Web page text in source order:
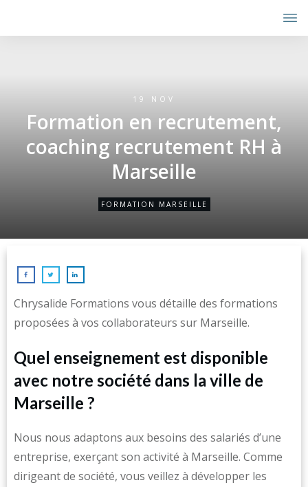
19 NOV
Formation en recrutement,
coaching recrutement RH à
Marseille
FORMATION MARSEILLE
Chrysalide Formations vous détaille des formations
proposées à vos collaborateurs sur Marseille.
Quel enseignement est disponible
avec notre société dans la ville de
Marseille ?
Nous nous adaptons aux besoins des salariés d’une
entreprise, exerçant son activité à Marseille. Comme
dirigeant de société, vous veillez à développer les